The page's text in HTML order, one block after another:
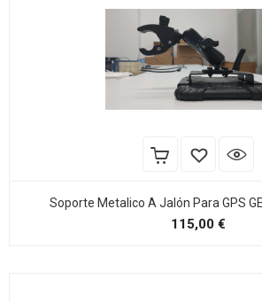
Soporte Metalico A Jalón Para GPS
115,00 €